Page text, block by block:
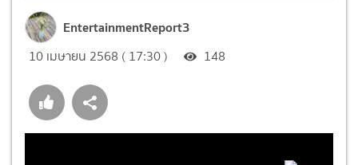
EntertainmentReport3
10 เมษายน 2568 ( 17:30 ) 148